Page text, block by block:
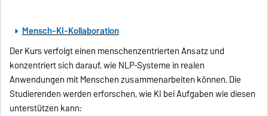
Mensch-KI-Kollaboration
Der Kurs verfolgt einen menschenzentrierten Ansatz und
konzentriert sich darauf, wie NLP-Systeme in realen
Anwendungen mit Menschen zusammenarbeiten können. Die
Studierenden werden erforschen, wie KI bei Aufgaben wie diesen
unterstützen kann: